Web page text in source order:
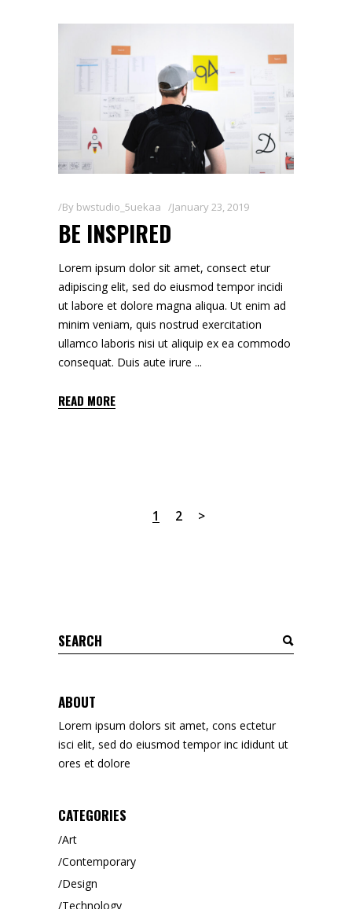
By bwstudio_5uekaa January 23, 2019
BE INSPIRED
Lorem ipsum dolor sit amet, consect etur
adipiscing elit, sed do eiusmod tempor incidi
ut labore et dolore magna aliqua. Ut enim ad
minim veniam, quis nostrud exercitation
ullamco laboris nisi ut aliquip ex ea commodo
consequat. Duis aute irure
READ MORE
1 2
Search
for:
ABOUT
Lorem ipsum dolors sit amet, cons ectetur
isci elit, sed do eiusmod tempor inc ididunt ut
ores et dolore
CATEGORIES
Art
Contemporary
Design
Technology